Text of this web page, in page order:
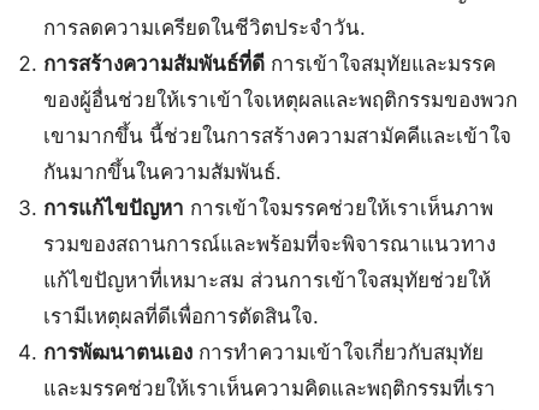
การลดความเครียดในชีวิตประจำวัน.
การสร้างความสัมพันธ์ที่ดี การเข้าใจสมุทัยและมรรค
ของผู้อื่นช่วยให้เราเข้าใจเหตุผลและพฤติกรรมของพวก
เขามากขึ้น นี้ช่วยในการสร้างความสามัคคีและเข้าใจ
กันมากขึ้นในความสัมพันธ์.
การแก้ไขปัญหา การเข้าใจมรรคช่วยให้เราเห็นภาพ
รวมของสถานการณ์และพร้อมที่จะพิจารณาแนวทาง
แก้ไขปัญหาที่เหมาะสม ส่วนการเข้าใจสมุทัยช่วยให้
เรามีเหตุผลที่ดีเพื่อการตัดสินใจ.
การพัฒนาตนเอง การทำความเข้าใจเกี่ยวกับสมุทัย
และมรรคช่วยให้เราเห็นความคิดและพฤติกรรมที่เรา